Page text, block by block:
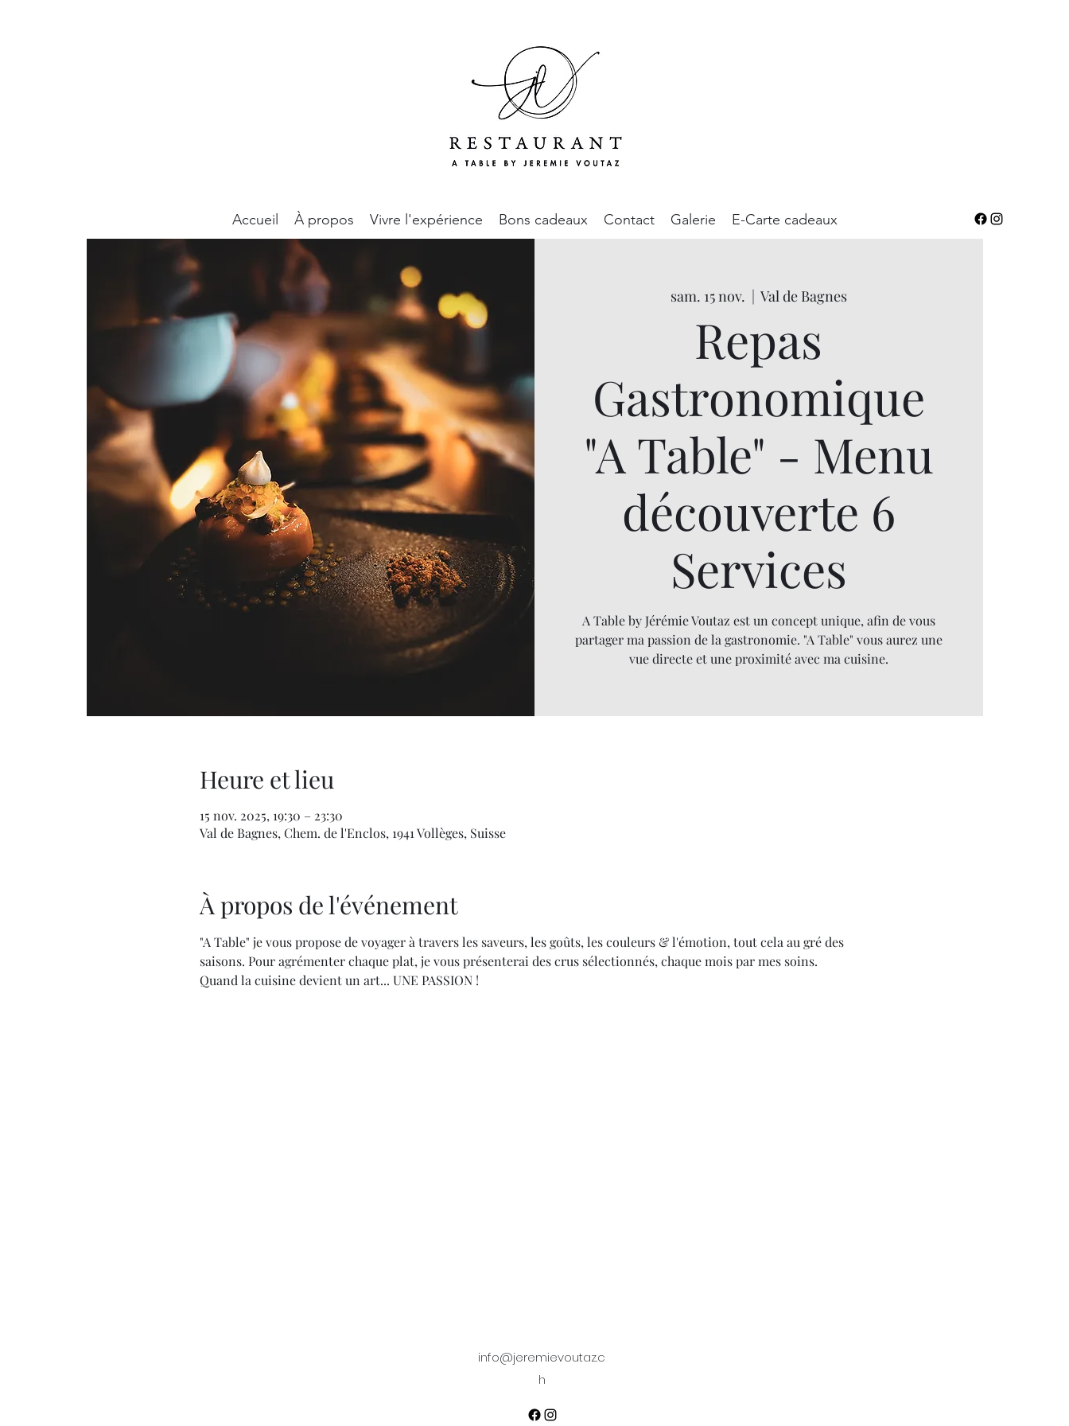
Accueil À propos Vivre l'expérience Bons cadeaux Contact Galerie E-Carte cadeaux
sam. 15 nov.
  |
Val de Bagnes
Repas
Gastronomique
"A Table" - Menu
découverte 6
Services
A Table by Jérémie Voutaz est un concept unique, afin de vous
partager ma passion de la gastronomie. "A Table" vous aurez une
vue directe et une proximité avec ma cuisine.
Heure et lieu
15 nov. 2025, 19:30 – 23:30
Val de Bagnes, Chem. de l'Enclos, 1941 Vollèges, Suisse
À propos de l'événement
"A Table" je vous propose de voyager à travers les saveurs, les goûts, les couleurs & l'émotion, tout cela au gré des
saisons. Pour agrémenter chaque plat, je vous présenterai des crus sélectionnés, chaque mois par mes soins.
Quand la cuisine devient un art... UNE PASSION !
info@jeremievoutaz.c
h